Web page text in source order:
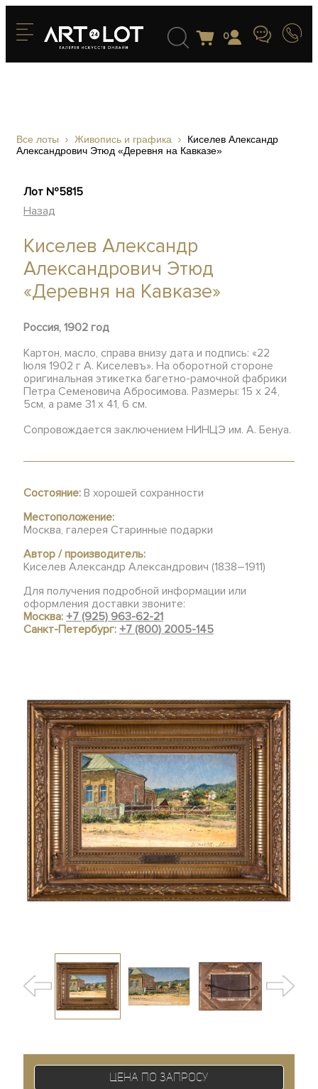
0
Все лоты Живопись и графика
Киселев Александр
Александрович Этюд «Деревня на Кавказе»
Лот №5815
Назад
Киселев Александр
Александрович Этюд
«Деревня на Кавказе»
Россия, 1902 год
Картон, масло, справа внизу дата и подпись: «22
Iюля 1902 г А. Киселевъ». На оборотной стороне
оригинальная этикетка багетно-рамочной фабрики
Петра Семеновича Абросимова. Размеры: 15 х 24,
5см, а раме 31 х 41, 6 см.
Сопровождается заключением НИНЦЭ им. А. Бенуа.
Состояние: В хорошей сохранности
Местоположение:
Москва, галерея Старинные подарки
Автор / производитель:
Киселев Александр Александрович (1838–1911)
Для получения подробной информации или
оформления доставки звоните:
Москва:+7 (925) 963-62-21
Санкт-Петербург:+7 (800) 2005-145
Цена по запросу